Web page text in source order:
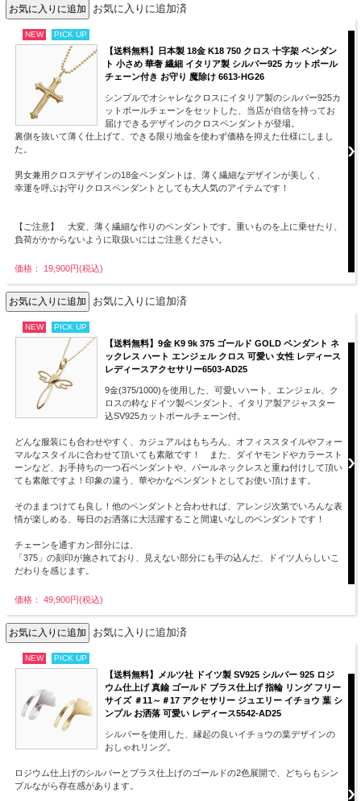
お気に入りに追加済
NEW PICK UP
【送料無料】日本製 18金 K18 750 クロス 十字架 ペンダン
ト 小さめ 華奢 繊細 イタリア製 シルバー925 カットボール
チェーン付き お守り 魔除け 6613-HG26
シンプルでオシャレなクロスにイタリア製のシルバー925カ
ットボールチェーンをセットした、当店が自信を持ってお
届けできるデザインのクロスペンダントが登場。
裏側を抜いて薄く仕上げて、できる限り地金を使わず価格を抑えた仕様にしまし
た。
男女兼用クロスデザインの18金ペンダントは、薄く繊細なデザインが美しく、
幸運を呼ぶお守りクロスペンダントとしても大人気のアイテムです！
【ご注意】 大変、薄く繊細な作りのペンダントです。重いものを上に乗せたり、
負荷がかからないように取扱いにはご注意ください。
価格： 19,900円(税込)
お気に入りに追加済
NEW PICK UP
【送料無料】9金 K9 9k 375 ゴールド GOLD ペンダント ネ
ックレス ハート エンジェル クロス 可愛い 女性 レディース
レディースアクセサリー6503-AD25
9金(375/1000)を使用した、可愛いハート、エンジェル、ク
ロスの粋なドイツ製ペンダント。イタリア製アジャスター
込SV925カットボールチェーン付。
どんな服装にも合わせやすく、カジュアルはもちろん、オフィススタイルやフォー
マルなスタイルに合わせて頂いても素敵です！ また、ダイヤモンドやカラースト
ーンなど、お手持ちの一つ石ペンダントや、パールネックレスと重ね付けして頂い
ても素敵ですよ！印象の違う、華やかなペンダントとしてお使い頂けます。
そのままつけても良し！他のペンダントと合わせれば、アレンジ次第でいろんな表
情が楽しめる、毎日のお洒落に大活躍すること間違いなしのペンダントです！
チェーンを通すカン部分には、
「375」の刻印が施されており、見えない部分にも手の込んだ、ドイツ人らしいこ
だわりを感じます。
価格： 49,900円(税込)
お気に入りに追加済
NEW PICK UP
【送料無料】メルツ社 ドイツ製 SV925 シルバー 925 ロジ
ウム仕上げ 真鍮 ゴールド ブラス仕上げ 指輪 リング フリー
サイズ ＃11～＃17 アクセサリー ジュエリー イチョウ 葉 シ
ンプル お洒落 可愛い レディース5542-AD25
シルバーを使用した、縁起の良いイチョウの葉デザインの
おしゃれリング。
ロジウム仕上げのシルバーとブラス仕上げのゴールドの2色展開で、どちらもシン
プルながら存在感があります。